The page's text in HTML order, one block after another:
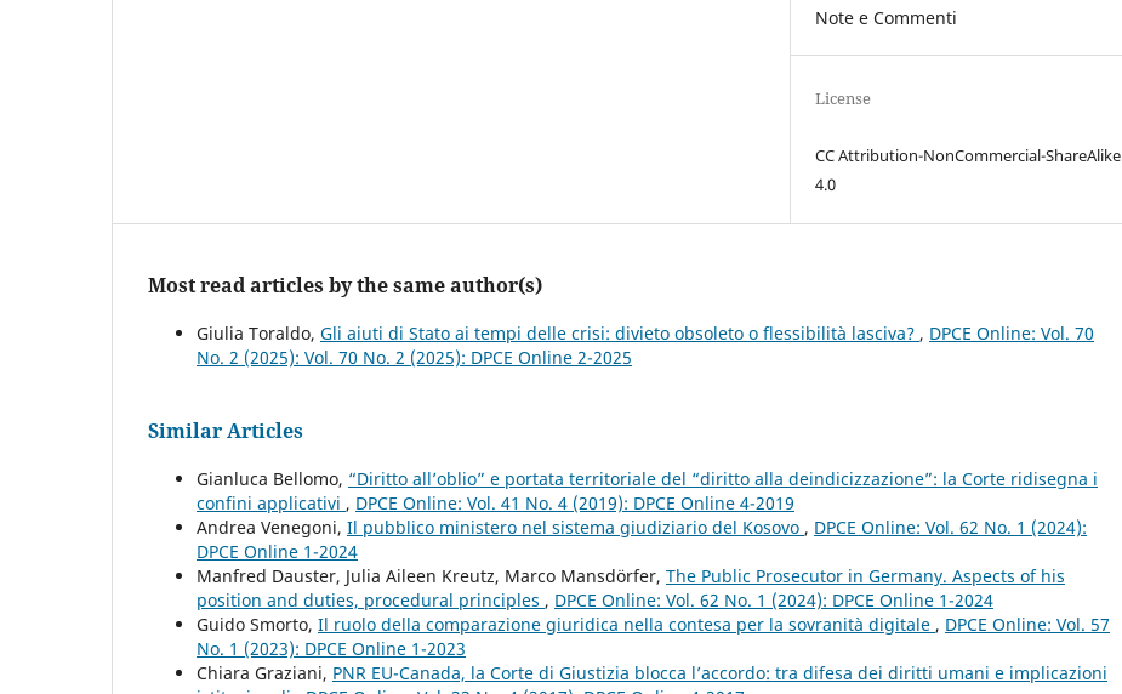
Note e Commenti
License
CC Attribution-NonCommercial-ShareAlike
4.0
Most read articles by the same author(s)
Giulia Toraldo, Gli aiuti di Stato ai tempi delle crisi: divieto obsoleto o flessibilità lasciva? , DPCE Online: Vol. 70
No. 2 (2025): Vol. 70 No. 2 (2025): DPCE Online 2-2025
Similar Articles
Gianluca Bellomo, “Diritto all’oblio” e portata territoriale del “diritto alla deindicizzazione”: la Corte ridisegna i
confini applicativi , DPCE Online: Vol. 41 No. 4 (2019): DPCE Online 4-2019
Andrea Venegoni, Il pubblico ministero nel sistema giudiziario del Kosovo , DPCE Online: Vol. 62 No. 1 (2024):
DPCE Online 1-2024
Manfred Dauster, Julia Aileen Kreutz, Marco Mansdörfer, The Public Prosecutor in Germany. Aspects of his
position and duties, procedural principles , DPCE Online: Vol. 62 No. 1 (2024): DPCE Online 1-2024
Guido Smorto, Il ruolo della comparazione giuridica nella contesa per la sovranità digitale , DPCE Online: Vol. 57
No. 1 (2023): DPCE Online 1-2023
Chiara Graziani, PNR EU-Canada, la Corte di Giustizia blocca l’accordo: tra difesa dei diritti umani e implicazioni